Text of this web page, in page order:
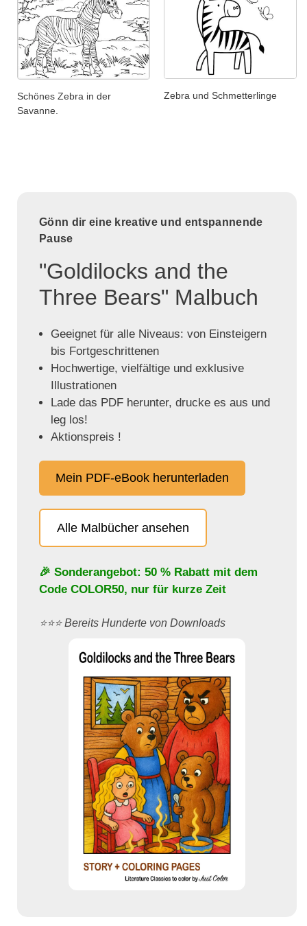
Schönes Zebra in der
Savanne.
Zebra und Schmetterlinge
Gönn dir eine kreative und entspannende
Pause
"Goldilocks and the
Three Bears" Malbuch
Geeignet für alle Niveaus: von Einsteigern
bis Fortgeschrittenen
Hochwertige, vielfältige und exklusive
Illustrationen
Lade das PDF herunter, drucke es aus und
leg los!
Aktionspreis !
Mein PDF-eBook herunterladen
Alle Malbücher ansehen
🎉 Sonderangebot: 50 % Rabatt mit dem
Code COLOR50, nur für kurze Zeit
⭐️⭐️⭐️ Bereits Hunderte von Downloads